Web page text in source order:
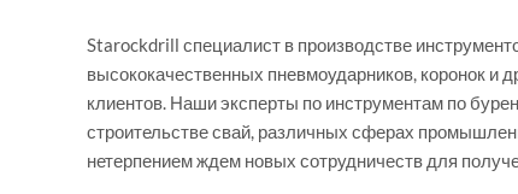
Starockdrill специалист в производстве
высококачественных пневмоударников, коронок и
клиентов. Наши эксперты по инструментам по
строительстве свай, различных сферах
нетерпением ждем новых сотрудничеств для